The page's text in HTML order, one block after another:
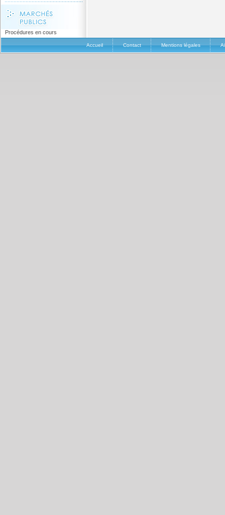
Procédures en cours
Accueil Contact Mentions légales